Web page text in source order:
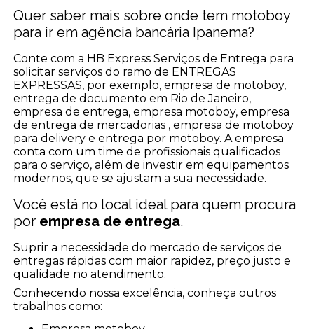
Quer saber mais sobre onde tem motoboy
para ir em agência bancária Ipanema?
Conte com a HB Express Serviços de Entrega para
solicitar serviços do ramo de ENTREGAS
EXPRESSAS, por exemplo, empresa de motoboy,
entrega de documento em Rio de Janeiro,
empresa de entrega, empresa motoboy, empresa
de entrega de mercadorias , empresa de motoboy
para delivery e entrega por motoboy. A empresa
conta com um time de profissionais qualificados
para o serviço, além de investir em equipamentos
modernos, que se ajustam a sua necessidade.
Você está no local ideal para quem procura
por empresa de entrega.
Suprir a necessidade do mercado de serviços de
entregas rápidas com maior rapidez, preço justo e
qualidade no atendimento.
Conhecendo nossa excelência, conheça outros
trabalhos como: